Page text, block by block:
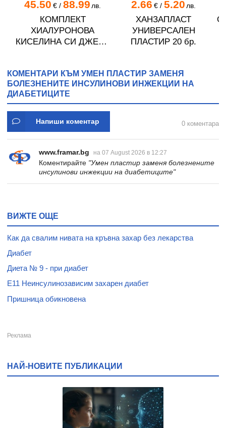
45.50 €/ 88.99 лв.
КОМПЛЕКТ
ХИАЛУРОНОВА
КИСЕЛИНА СИ ДЖЕЛИ
2.66 €/ 5.20 лв.
ХАНЗАПЛАСТ
УНИВЕРСАЛЕН
ПЛАСТИР 20 бр.
КОМЕНТАРИ КЪМ УМЕН ПЛАСТИР ЗАМЕНЯ
БОЛЕЗНЕНИТЕ ИНСУЛИНОВИ ИНЖЕКЦИИ НА
ДИАБЕТИЦИТЕ
Напиши коментар 0 коментара
www.framar.bg на 07 August 2026 в 12:27
Коментирайте "Умен пластир заменя болезнените
инсулинови инжекции на диабетиците"
ВИЖТЕ ОЩЕ
Как да свалим нивата на кръвна захар без лекарства
Диабет
Диета № 9 - при диабет
E11 Неинсулинозависим захарен диабет
Пришница обикновена
НАЙ-НОВИТЕ ПУБЛИКАЦИИ